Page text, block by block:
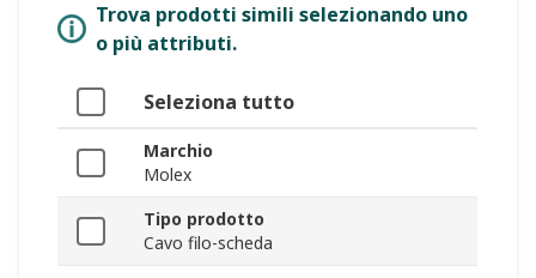
Trova prodotti simili selezionando uno
o più attributi.
Seleziona tutto
Marchio
Molex
Tipo prodotto
Cavo filo-scheda